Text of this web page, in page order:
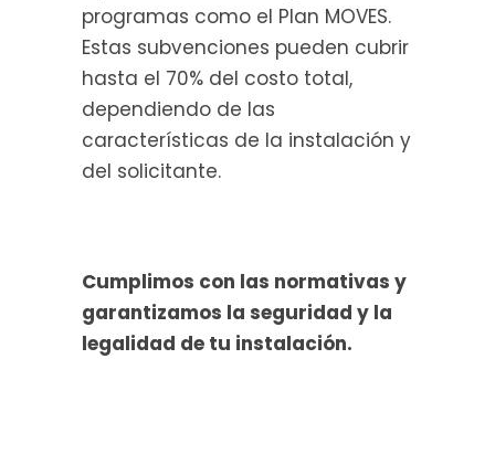
programas como el Plan MOVES.
Estas subvenciones pueden cubrir
hasta el 70% del costo total,
dependiendo de las
características de la instalación y
del solicitante.
Cumplimos con las normativas y
garantizamos la seguridad y la
legalidad de tu instalación.